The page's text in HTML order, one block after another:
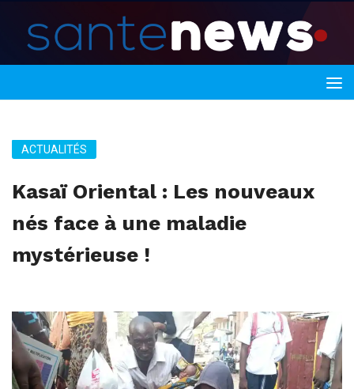
ACTUALITÉS
Kasaï Oriental : Les nouveaux
nés face à une maladie
mystérieuse !